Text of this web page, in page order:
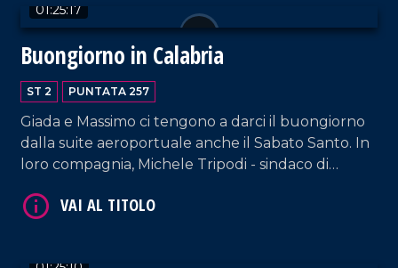
01:25:17
Buongiorno in Calabria
ST 2 PUNTATA 257
Giada e Massimo ci tengono a darci il buongiorno
dalla suite aeroportuale anche il Sabato Santo. In
loro compagnia, Michele Tripodi - sindaco di
Francesco Manna e il cantante lirico e direttore
VAI AL TITOLO